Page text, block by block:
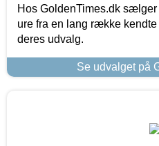
Hos GoldenTimes.dk
ure fra en lang række
deres udvalg.
Se udvalget på